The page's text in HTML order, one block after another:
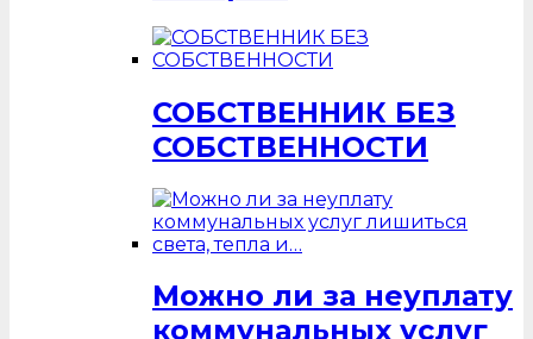
СОБСТВЕННИК БЕЗ
СОБСТВЕННОСТИ
Можно ли за неуплату
коммунальных услуг